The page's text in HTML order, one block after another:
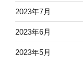
2023年7月
2023年6月
2023年5月